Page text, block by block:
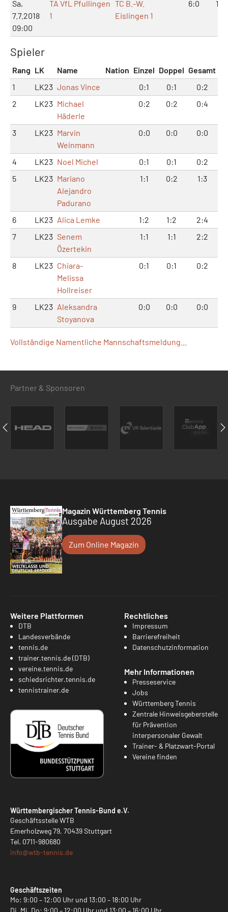
Sa,
7.7.2018
09:00
TA VfL Pfullingen
1
TC B.-W.
Eislingen 1
6:0
Spieler
Rang LK Name Nation Einzel Doppel Gesamt
1
LK23 Jonas Vince 0:1 0:1
0:2
2
LK23 Michael
Häderle
0:2 0:2 0:4
3 LK23 Marvin
Weinmann
0:0 0:0 0:0
4 LK23 Noel Michel 0:1 0:1
0:2
5
LK23 Mariano
Alejandro
Padurano
1:1 0:2 1:3
6 LK23 Alica Lemke 1:2 1:2
2:4
7
LK23 Senem
Özertekin
1:1 1:1 2:2
8 LK23 Chiara-
Melissa
Hollreiser
0:1 0:1 0:2
9 LK23 Aleksandra
Stoyanova
0:0 0:0 0:0
Vollständige Namentliche Mannschaftsmeldung...
Partner & Sponsoren
Magazin Württemberg Tennis
Ausgabe August 2026
Zum Online Magazin
Weitere Plattformen
DTB
Landesverbände
tennis.de
trainer.tennis.de (DTB)
vereine.tennis.de
schiedsrichter.tennis.de
tennistrainer.de
Rechtliches
Impressum
Barrierefreiheit
Datenschutzinformation
Mehr Informationen
Presseservice
Jobs
Württemberg Tennis
Zentrale Hinweisgeberstelle
für Prävention
interpersonaler Gewalt
Trainer- & Platzwart-Portal
Vereine finden
Württembergischer Tennis-Bund e.V.
Geschäftsstelle WTB
Emerholzweg 79, 70439 Stuttgart
Tel. 0711-980680
info@wtb-tennis.de
Geschäftszeiten
Mo: 9:00 – 12:00 Uhr und 13:00 – 18:00 Uhr
Di, Mi, Do: 9:00 – 12:00 Uhr und 13:00 – 16:00 Uhr